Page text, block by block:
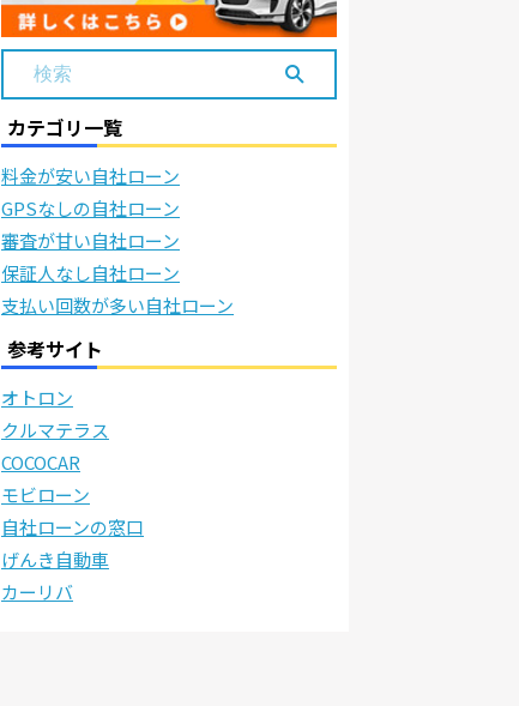
カテゴリ一覧
料金が安い自社ローン
GPSなしの自社ローン
審査が甘い自社ローン
保証人なし自社ローン
支払い回数が多い自社ローン
参考サイト
オトロン
クルマテラス
COCOCAR
モビローン
自社ローンの窓口
げんき自動車
カーリバ